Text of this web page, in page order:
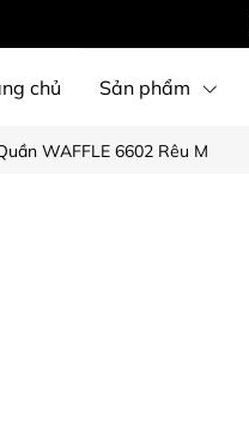
chủ Sản phẩm
WAFFLE 6602 Rêu M